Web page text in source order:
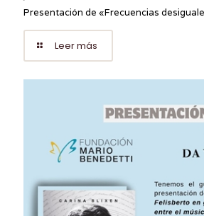
Presentación de «Frecuencias
Leer más